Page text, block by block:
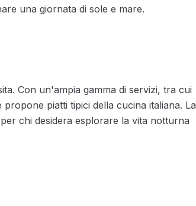
una giornata di sole e mare.
Con un'ampia gamma di servizi, tra cui
piatti tipici della cucina italiana. La
chi desidera esplorare la vita notturna